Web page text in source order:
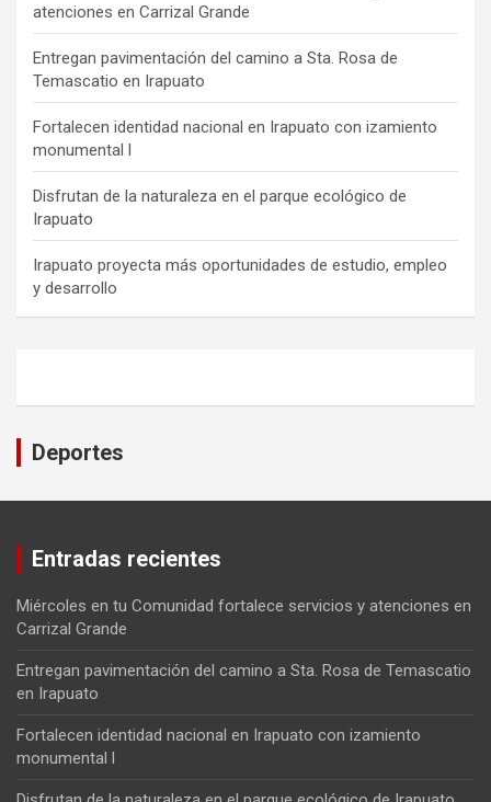
atenciones en Carrizal Grande
Entregan pavimentación del camino a Sta. Rosa de
Temascatio en Irapuato
Fortalecen identidad nacional en Irapuato con izamiento
monumental l
Disfrutan de la naturaleza en el parque ecológico de
Irapuato
Irapuato proyecta más oportunidades de estudio, empleo
y desarrollo
Deportes
Entradas recientes
Miércoles en tu Comunidad fortalece servicios y atenciones en
Carrizal Grande
Entregan pavimentación del camino a Sta. Rosa de Temascatio
en Irapuato
Fortalecen identidad nacional en Irapuato con izamiento
monumental l